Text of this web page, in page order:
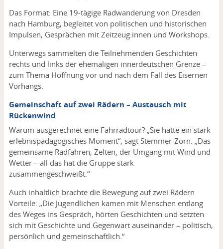
Das Format: Eine 19-tägige Radwanderung von Dresden
nach Hamburg, begleitet von politischen und historischen
Impulsen, Gesprächen mit Zeitzeug:innen und Workshops.
Unterwegs sammelten die Teilnehmenden Geschichten
rechts und links der ehemaligen innerdeutschen Grenze –
zum Thema Hoffnung vor und nach dem Fall des Eisernen
Vorhangs.
Gemeinschaft auf zwei Rädern – Austausch mit
Rückenwind
Warum ausgerechnet eine Fahrradtour? „Sie hatte ein stark
erlebnispädagogisches Moment“, sagt Stemmer-Zorn. „Das
gemeinsame Radfahren, Zelten, der Umgang mit Wind und
Wetter – all das hat die Gruppe stark
zusammengeschweißt.“
Auch inhaltlich brachte die Bewegung auf zwei Rädern
Vorteile: „Die Jugendlichen kamen mit Menschen entlang
des Weges ins Gespräch, hörten Geschichten und setzten
sich mit Geschichte und Gegenwart auseinander – politisch,
persönlich und gemeinschaftlich.“